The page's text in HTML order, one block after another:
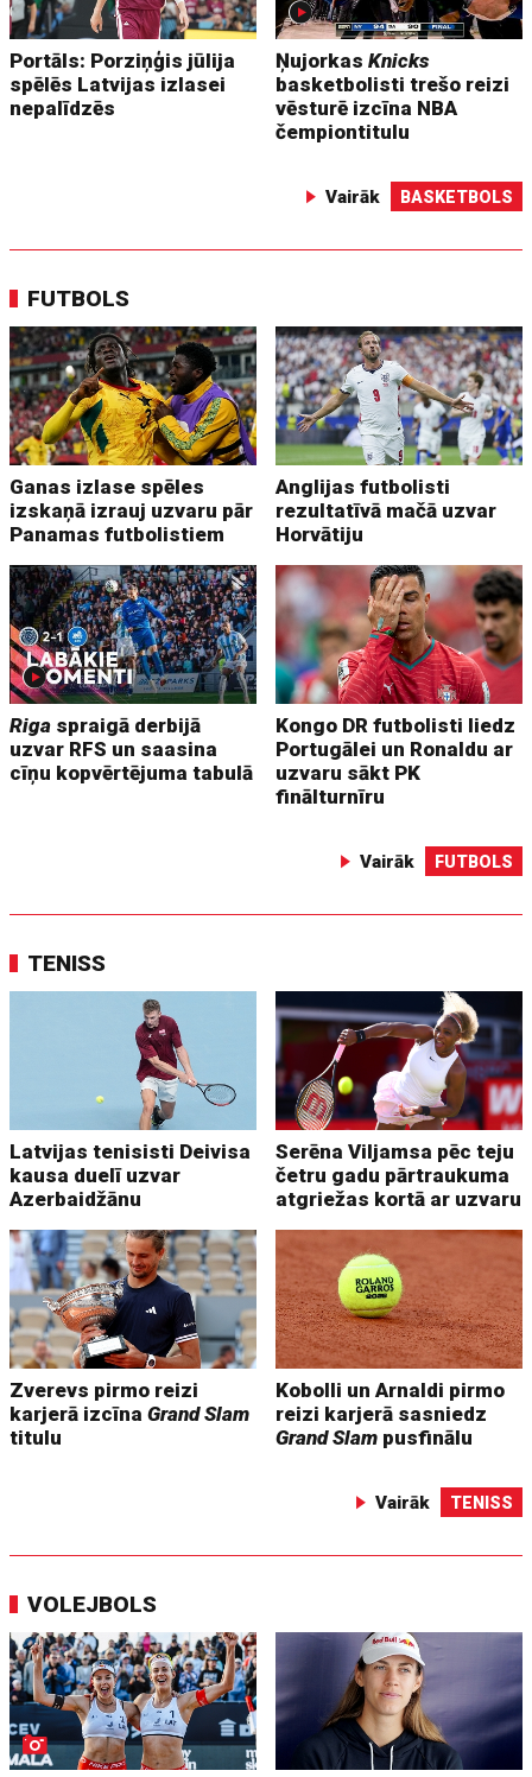
Portāls: Porziņģis jūlija
spēlēs Latvijas izlasei
nepalīdzēs
ŅujorkasKnicks
basketbolisti trešo reizi
vēsturē izcīna NBA
čempiontitulu
Vairāk BASKETBOLS
FUTBOLS
Ganas izlase spēles
izskaņā izrauj uzvaru pār
Panamas futbolistiem
Anglijas futbolisti
rezultatīvā mačā uzvar
Horvātiju
Riga spraigā derbijā
uzvar RFS un saasina
cīņu kopvērtējuma tabulā
Kongo DR futbolisti liedz
Portugālei un Ronaldu ar
uzvaru sākt PK
finālturnīru
Vairāk FUTBOLS
TENISS
Latvijas tenisisti Deivisa
kausa duelī uzvar
Azerbaidžānu
Serēna Viljamsa pēc teju
četru gadu pārtraukuma
atgriežas kortā ar uzvaru
Zverevs pirmo reizi
karjerā izcīnaGrand Slam
titulu
Kobolli un Arnaldi pirmo
reizi karjerā sasniedz
Grand Slam pusfinālu
Vairāk TENISS
VOLEJBOLS